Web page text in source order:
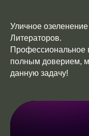
Уличное
Литераторов.
Профессиональное
полным доверием,
данную задачу!